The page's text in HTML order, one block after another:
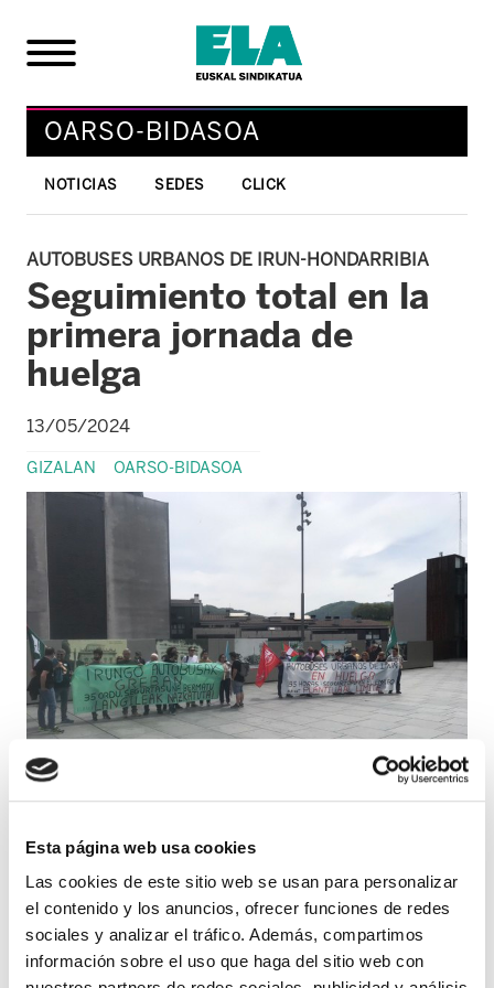
Esta página web usa cookies
Las cookies de este sitio web se usan para personalizar
el contenido y los anuncios, ofrecer funciones de redes
sociales y analizar el tráfico. Además, compartimos
información sobre el uso que haga del sitio web con
OARSO-BIDASOA
NOTICIAS SEDES CLICK
AUTOBUSES URBANOS DE IRUN-HONDARRIBIA
Seguimiento total en la
primera jornada de
huelga
13/05/2024
GIZALAN OARSO-BIDASOA
La huelga está convocada por un
convenio que garantice la seguridad
laboral y reduzca la jornada a 35 horas
semanales. Hoy se ha realizado una